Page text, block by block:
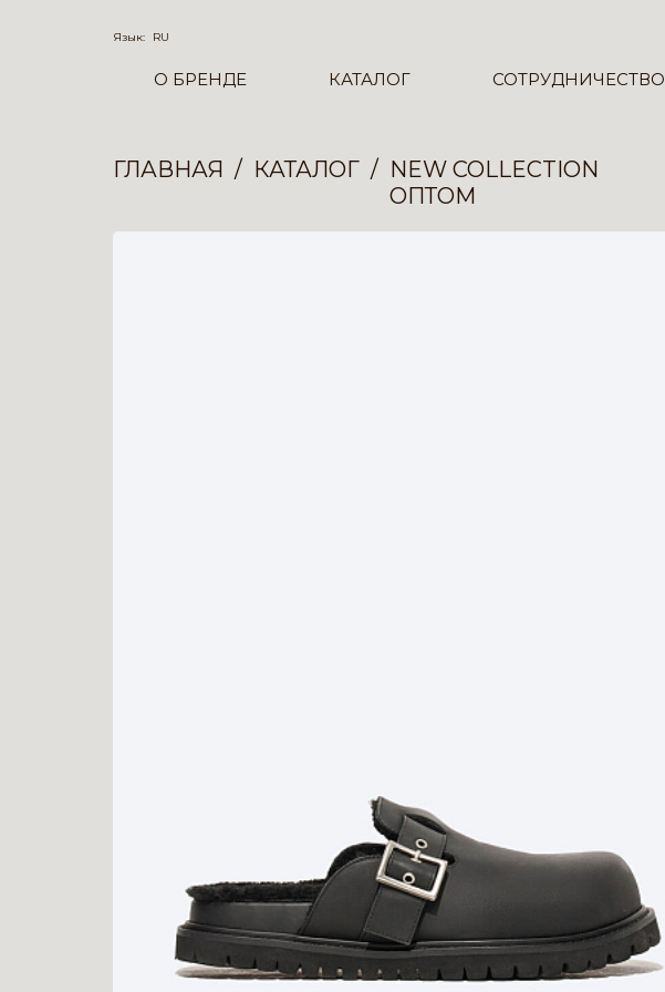
Язык: RU
О БРЕНДЕ КАТАЛОГ СОТРУДНИЧЕСТВО
ГЛАВНАЯ КАТАЛОГ
NEW COLLECTION
ОПТОМ